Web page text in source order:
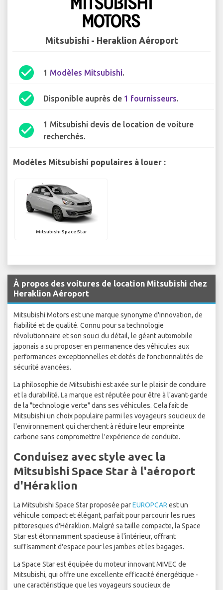
Mitsubishi - Heraklion Aéroport
check_circle 1 Modèles Mitsubishi.
check_circle Disponible auprès de 1 fournisseurs.
check_circle
1 Mitsubishi devis de location de voiture
recherchés.
Modèles Mitsubishi populaires à louer :
Mitsubishi Space Star
À propos des voitures de location Mitsubishi chez
Heraklion Aéroport
Mitsubishi Motors est une marque synonyme d'innovation, de
fiabilité et de qualité. Connu pour sa technologie
révolutionnaire et son souci du détail, le géant automobile
japonais a su proposer en permanence des véhicules aux
performances exceptionnelles et dotés de fonctionnalités de
sécurité avancées.
La philosophie de Mitsubishi est axée sur le plaisir de conduire
et la durabilité. La marque est réputée pour être à l'avant-garde
de la "technologie verte" dans ses véhicules. Cela fait de
Mitsubishi un choix populaire parmi les voyageurs soucieux de
l'environnement qui cherchent à réduire leur empreinte
carbone sans compromettre l'expérience de conduite.
Conduisez avec style avec la
Mitsubishi Space Star à l'aéroport
d'Héraklion
La Mitsubishi Space Star proposée parEUROPCAR est un
véhicule compact et élégant, parfait pour parcourir les rues
pittoresques d'Héraklion. Malgré sa taille compacte, la Space
Star est étonnamment spacieuse à l'intérieur, offrant
suffisamment d'espace pour les jambes et les bagages.
La Space Star est équipée du moteur innovant MIVEC de
Mitsubishi, qui offre une excellente efficacité énergétique -
une caractéristique que les voyageurs soucieux de